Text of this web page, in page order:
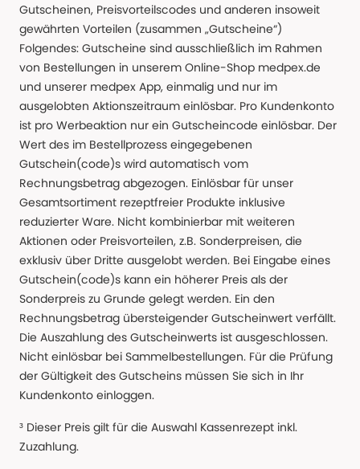
Gutscheinen, Preisvorteilscodes und anderen insoweit
gewährten Vorteilen (zusammen „Gutscheine“)
Folgendes: Gutscheine sind ausschließlich im Rahmen
von Bestellungen in unserem Online-Shop medpex.de
und unserer medpex App, einmalig und nur im
ausgelobten Aktionszeitraum einlösbar. Pro Kundenkonto
ist pro Werbeaktion nur ein Gutscheincode einlösbar. Der
Wert des im Bestellprozess eingegebenen
Gutschein(code)s wird automatisch vom
Rechnungsbetrag abgezogen. Einlösbar für unser
Gesamtsortiment rezeptfreier Produkte inklusive
reduzierter Ware. Nicht kombinierbar mit weiteren
Aktionen oder Preisvorteilen, z.B. Sonderpreisen, die
exklusiv über Dritte ausgelobt werden. Bei Eingabe eines
Gutschein(code)s kann ein höherer Preis als der
Sonderpreis zu Grunde gelegt werden. Ein den
Rechnungsbetrag übersteigender Gutscheinwert verfällt.
Die Auszahlung des Gutscheinwerts ist ausgeschlossen.
Nicht einlösbar bei Sammelbestellungen. Für die Prüfung
der Gültigkeit des Gutscheins müssen Sie sich in Ihr
Kundenkonto einloggen.
³ Dieser Preis gilt für die Auswahl Kassenrezept inkl.
Zuzahlung.